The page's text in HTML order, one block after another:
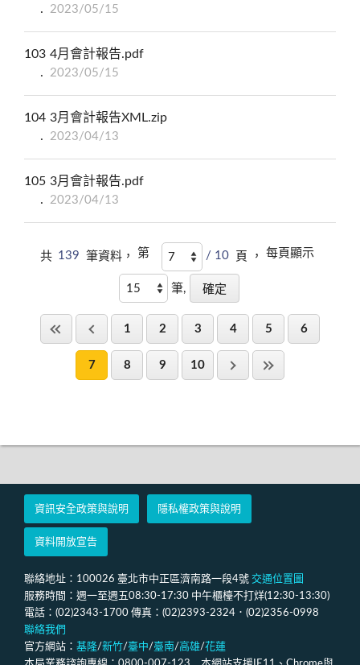
2023/05/15
103 4月會計報告.pdf
2023/05/15
104 3月會計報告XML.zip
2023/04/13
105 3月會計報告.pdf
2023/04/13
共 139 筆資料， 第 / 10 頁 ， 每頁顯示
筆,
1 2 3 4 5 6
7 8 9 10
資訊安全政策與說明 隱私權政策與說明
資料開放宣告
聯絡地址：100026 臺北市中正區濟南路一段4號 交通位置圖
服務時間：週一至週五08:30-17:30 中午櫃檯不打烊(12:30-13:30)
電話：(02)2343-1700 傳真：(02)2393-2324．(02)2356-0998
聯絡我們
官方網站： 基隆/新竹/臺中/臺南/高雄/花蓮